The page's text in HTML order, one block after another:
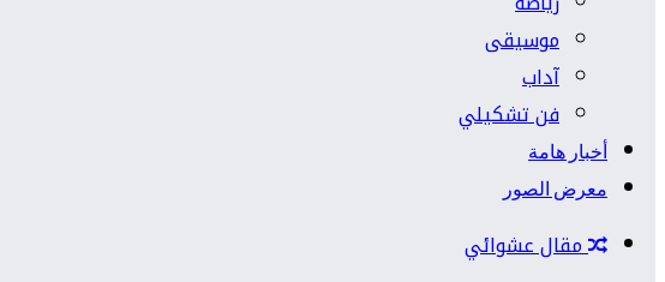
موسيقى
آداب
فن تشكيلي
أخبار هامة
معرض الصور
مقال عشوائي